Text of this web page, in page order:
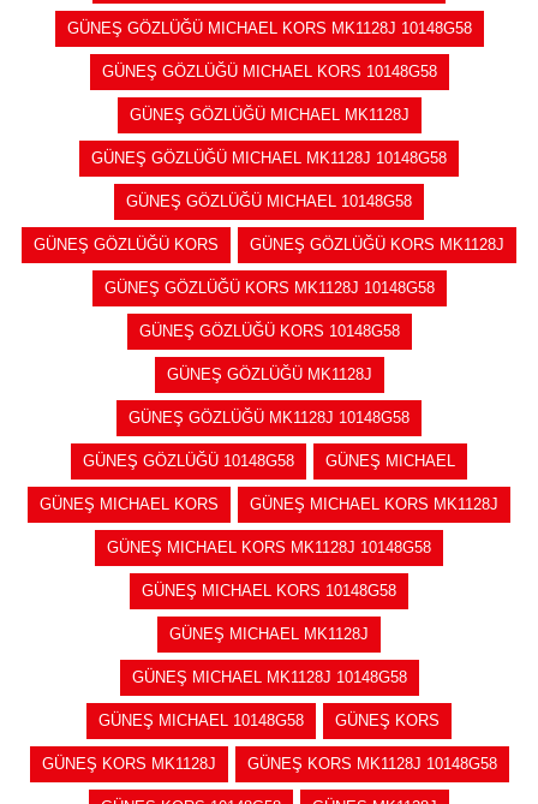
GÜNEŞ GÖZLÜĞÜ MICHAEL KORS MK1128J 10148G58
GÜNEŞ GÖZLÜĞÜ MICHAEL KORS 10148G58
GÜNEŞ GÖZLÜĞÜ MICHAEL MK1128J
GÜNEŞ GÖZLÜĞÜ MICHAEL MK1128J 10148G58
GÜNEŞ GÖZLÜĞÜ MICHAEL 10148G58
GÜNEŞ GÖZLÜĞÜ KORS GÜNEŞ GÖZLÜĞÜ KORS MK1128J
GÜNEŞ GÖZLÜĞÜ KORS MK1128J 10148G58
GÜNEŞ GÖZLÜĞÜ KORS 10148G58
GÜNEŞ GÖZLÜĞÜ MK1128J
GÜNEŞ GÖZLÜĞÜ MK1128J 10148G58
GÜNEŞ GÖZLÜĞÜ 10148G58 GÜNEŞ MICHAEL
GÜNEŞ MICHAEL KORS GÜNEŞ MICHAEL KORS MK1128J
GÜNEŞ MICHAEL KORS MK1128J 10148G58
GÜNEŞ MICHAEL KORS 10148G58
GÜNEŞ MICHAEL MK1128J
GÜNEŞ MICHAEL MK1128J 10148G58
GÜNEŞ MICHAEL 10148G58 GÜNEŞ KORS
GÜNEŞ KORS MK1128J GÜNEŞ KORS MK1128J 10148G58